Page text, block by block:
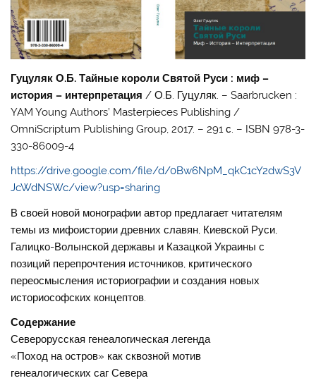
Гуцуляк О.Б. Тайные короли Святой Руси : миф –
история – интерпретация / О.Б. Гуцуляк. – Saarbrucken :
YAM Young Authors’ Masterpieces Publishing /
OmniScriptum Publishing Group, 2017. – 291 с. – ISBN 978-3-
330-86009-4
https://drive.google.com/file/d/0Bw6NpM_qkC1cY2dwS3V
JcWdNSWc/view?usp=sharing
В своей новой монографии автор предлагает читателям
темы из мифоистории древних славян, Киевской Руси,
Галицко-Волынской державы и Казацкой Украины с
позиций перепрочтения источников, критического
переосмысления историографии и создания новых
историософских концептов.
Содержание
Северорусская генеалогическая легенда
«Поход на остров» как сквозной мотив
генеалогических саг Севера